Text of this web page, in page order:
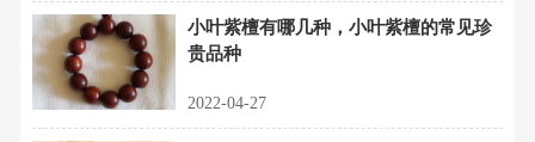
小叶紫檀有哪几种，小叶紫檀的常见珍
贵品种
2022-04-27